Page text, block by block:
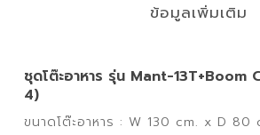
ข้อมูลเพิ่มเติม
ชุดโต๊ะอาหาร รุ่น Mant-13T+Boom
4)
ขนาดโต๊ะอาหาร : W 130 cm. x D 80